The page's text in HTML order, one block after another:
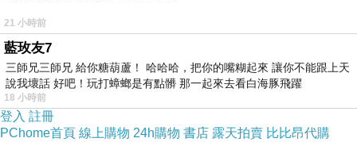
照顧的？還是曾經的善人滋飬藏心的？曾經的愛
也是愛，這種感受在心中，自己只要願意重新出
發，慢慢就學會了。自愛，愛人，接受愛，學習
時間久點不重要，天地無條件接受我們。
21 小時前
藍玫友7
三師兄三師兄 給你糖葫蘆！ 哈哈哈，把你的嘴糊起來 讓你不能跟上天
說我壞話 好吧！玩打蟑螂是有點髒 那一起來去看白海豚飛躍
18 小時前
登入 註冊
PChome首頁 線上購物 24h購物 書店 露天拍賣 比比昂代購